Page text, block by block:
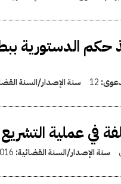
حكم الدستورية
12 سنة الإصدار/السنة
في عملية التشريع
سنة الإصدار/السنة القضائية: